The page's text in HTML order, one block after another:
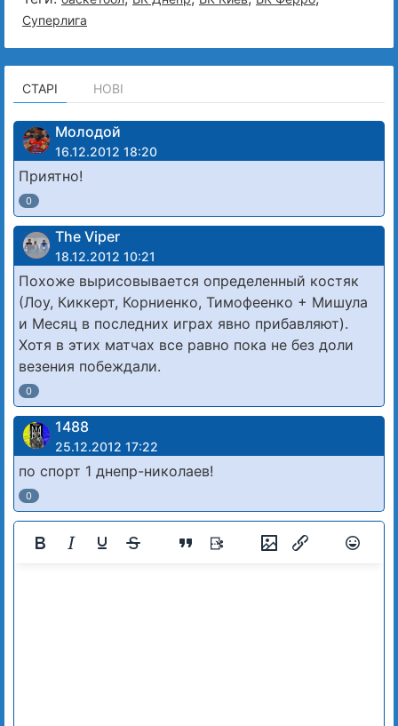
Суперлига
СТАРІ НОВІ
Молодой
16.12.2012 18:20
Приятно!
0
The Viper
18.12.2012 10:21
Похоже вырисовывается определенный костяк
(Лоу, Киккерт, Корниенко, Тимофеенко + Мишула
и Месяц в последних играх явно прибавляют).
Хотя в этих матчах все равно пока не без доли
везения побеждали.
0
1488
25.12.2012 17:22
по спорт 1 днепр-николаев!
0